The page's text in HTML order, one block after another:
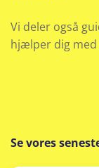
Vi deler også
hjælper dig med
Se vores